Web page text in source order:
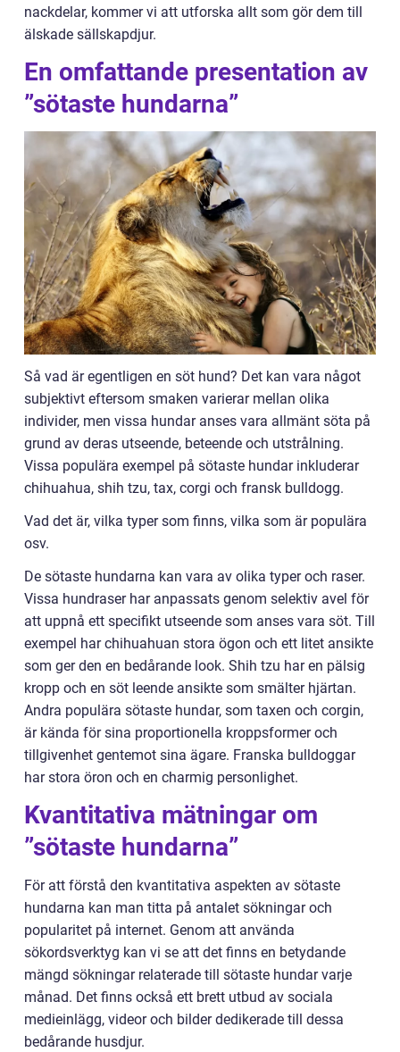
nackdelar, kommer vi att utforska allt som gör dem till
älskade sällskapdjur.
En omfattande presentation av
”sötaste hundarna”
Så vad är egentligen en söt hund? Det kan vara något
subjektivt eftersom smaken varierar mellan olika
individer, men vissa hundar anses vara allmänt söta på
grund av deras utseende, beteende och utstrålning.
Vissa populära exempel på sötaste hundar inkluderar
chihuahua, shih tzu, tax, corgi och fransk bulldogg.
Vad det är, vilka typer som finns, vilka som är populära
osv.
De sötaste hundarna kan vara av olika typer och raser.
Vissa hundraser har anpassats genom selektiv avel för
att uppnå ett specifikt utseende som anses vara söt. Till
exempel har chihuahuan stora ögon och ett litet ansikte
som ger den en bedårande look. Shih tzu har en pälsig
kropp och en söt leende ansikte som smälter hjärtan.
Andra populära sötaste hundar, som taxen och corgin,
är kända för sina proportionella kroppsformer och
tillgivenhet gentemot sina ägare. Franska bulldoggar
har stora öron och en charmig personlighet.
Kvantitativa mätningar om
”sötaste hundarna”
För att förstå den kvantitativa aspekten av sötaste
hundarna kan man titta på antalet sökningar och
popularitet på internet. Genom att använda
sökordsverktyg kan vi se att det finns en betydande
mängd sökningar relaterade till sötaste hundar varje
månad. Det finns också ett brett utbud av sociala
medieinlägg, videor och bilder dedikerade till dessa
bedårande husdjur.